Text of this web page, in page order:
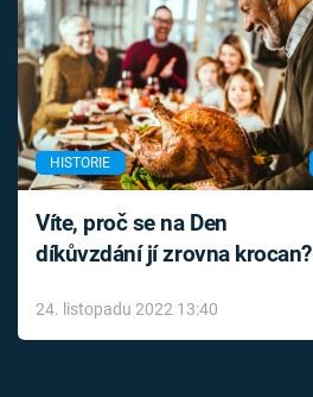
HISTORIE
Víte, proč se na Den
díkůvzdání jí zrovna krocan?
24. listopadu 2022 13:40